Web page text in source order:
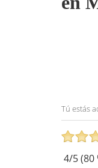
Tú estás
4/5 (80